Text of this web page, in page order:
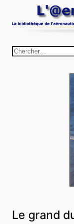
au
Le grand